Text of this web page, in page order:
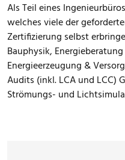
Als Teil eines
welches viele der
Zertifizierung selbst
Bauphysik,
Energieerzeugung &
Audits (inkl. LCA und LCC)
Strömungs- und